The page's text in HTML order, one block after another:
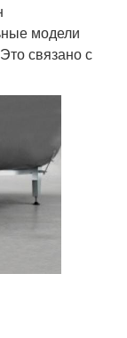
модели
связано с